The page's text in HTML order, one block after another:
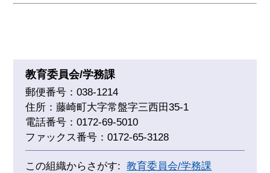
教育委員会/学務課
郵便番号：038-1214
住所：藤崎町大字常盤字三西田35-1
電話番号：0172-69-5010
ファックス番号：0172-65-3128
この組織からさがす:教育委員会/学務課